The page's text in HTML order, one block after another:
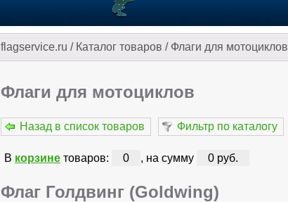
flagservice.ru / Каталог товаров / Флаги для мотоциклов
Флаги для мотоциклов
Назад в список товаров Фильтр по каталогу
В корзинетоваров: 0 , на сумму 0 руб.
Флаг Голдвинг (Goldwing)